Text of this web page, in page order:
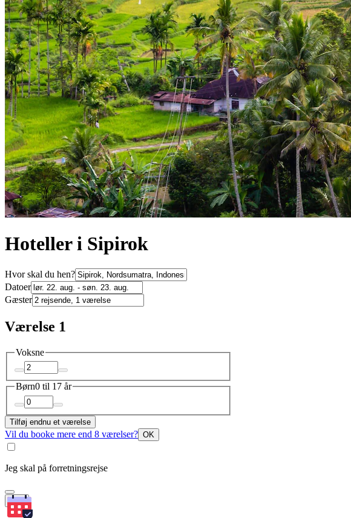
Hoteller i Sipirok
Hvor skal du hen?
Datoer
Gæster
Værelse 1
Voksne
Børn0 til 17 år
Tilføj endnu et værelse
Vil du booke mere end 8 værelser? OK
Jeg skal på forretningsrejse
Søg